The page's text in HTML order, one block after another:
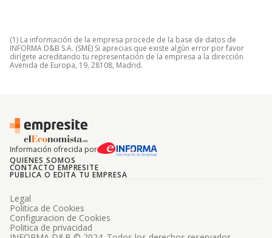
(1) La información de la empresa procede de la base de datos de
INFORMA D&B S.A. (SME) Si aprecias que existe algún error por favor
dirígete acreditando tu representación de la empresa a la dirección
Avenida de Europa, 19, 28108, Madrid.
Información ofrecida por
QUIENES SOMOS
CONTACTO EMPRESITE
PUBLICA O EDITA TU EMPRESA
Legal
Politica de Cookies
Configuracion de Cookies
Politica de privacidad